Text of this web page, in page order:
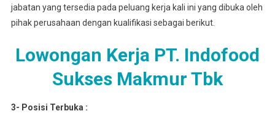
jabatan yang tersedia pada peluang kerja kali ini yang dibuka oleh
pihak perusahaan dengan kualifikasi sebagai berikut.
Lowongan Kerja PT. Indofood
Sukses Makmur Tbk
3- Posisi Terbuka :